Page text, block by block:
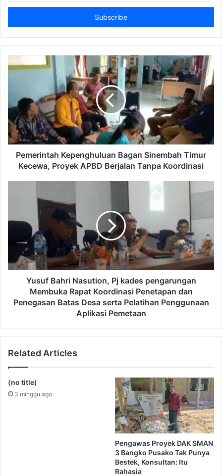
Email
Pemerintah Kepenghuluan Bagan Sinembah Timur
Kecewa, Proyek APBD Berjalan Tanpa Koordinasi
Yusuf Bahri Nasution, Pj kades pengarungan
Membuka Rapat Koordinasi Penetapan dan
Penegasan Batas Desa serta Pelatihan Penggunaan
Aplikasi Pemetaan
Related Articles
(no title)
3 minggu ago
Pengawas Proyek DAK SMAN
3 Bangko Pusako Tak Punya
Bestek, Konsultan: Itu
Rahasia